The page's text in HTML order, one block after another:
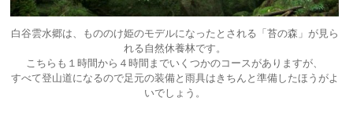
白谷雲水郷は、もののけ姫のモデルになったとされる「苔の森」が見ら
れる自然休養林です。
こちらも１時間から４時間までいくつかのコースがありますが、
すべて登山道になるので足元の装備と雨具はきちんと準備したほうがよ
いでしょう。